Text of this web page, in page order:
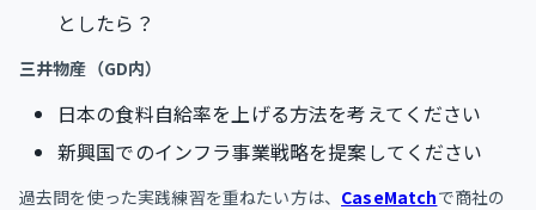
としたら？
三井物産（GD内）
日本の食料自給率を上げる方法を考えてください
新興国でのインフラ事業戦略を提案してください
過去問を使った実践練習を重ねたい方は、 CaseMatchで商社の